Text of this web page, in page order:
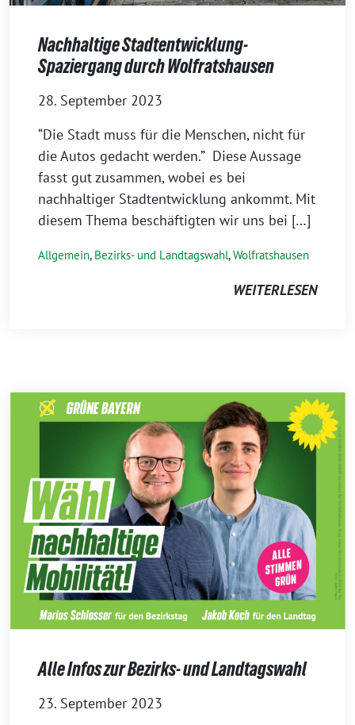
Nachhaltige Stadtentwicklung-
Spaziergang durch Wolfratshausen
28. September 2023
“Die Stadt muss für die Menschen, nicht für
die Autos gedacht werden.” Diese Aussage
fasst gut zusammen, wobei es bei
nachhaltiger Stadtentwicklung ankommt. Mit
diesem Thema beschäftigten wir uns bei […]
Allgemein, Bezirks- und Landtagswahl,Wolfratshausen
WEITERLESEN
Alle Infos zur Bezirks- und Landtagswahl
23. September 2023